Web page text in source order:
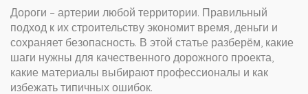
Дороги – артерии любой территории. Правильный
подход к их строительству экономит время, деньги и
сохраняет безопасность. В этой статье разберём, какие
шаги нужны для качественного дорожного проекта,
какие материалы выбирают профессионалы и как
избежать типичных ошибок.